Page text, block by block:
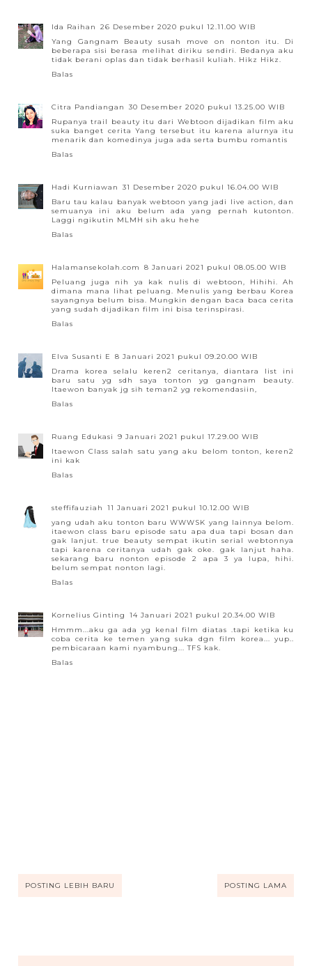
Ida Raihan
26 Desember 2020 pukul 12.11.00 WIB
Yang Gangnam Beauty susah move on nonton itu. Di
beberapa sisi berasa melihat diriku sendiri. Bedanya aku
tidak berani oplas dan tidak berhasil kuliah. Hikz Hikz.
Balas
Citra Pandiangan
30 Desember 2020 pukul 13.25.00 WIB
Rupanya trail beauty itu dari Webtoon dijadikan film aku
suka banget cerita Yang tersebut itu karena alurnya itu
menarik dan komedinya juga ada serta bumbu romantis
Balas
Hadi Kurniawan
31 Desember 2020 pukul 16.04.00 WIB
Baru tau kalau banyak webtoon yang jadi live action, dan
semuanya ini aku belum ada yang pernah kutonton.
Laggi ngikutin MLMH sih aku hehe
Balas
Halamansekolah.com
8 Januari 2021 pukul 08.05.00 WIB
Peluang juga nih ya kak nulis di webtoon, Hihihi. Ah
dimana mana lihat peluang. Menulis yang berbau Korea
sayangnya belum bisa. Mungkin dengan baca baca cerita
yang sudah dijadikan film ini bisa terinspirasi.
Balas
Elva Susanti E
8 Januari 2021 pukul 09.20.00 WIB
Drama korea selalu keren2 ceritanya, diantara list ini
baru satu yg sdh saya tonton yg gangnam beauty.
Itaewon banyak jg sih teman2 yg rekomendasiin,
Balas
Ruang Edukasi
9 Januari 2021 pukul 17.29.00 WIB
Itaewon Class salah satu yang aku belom tonton, keren2
ini kak
Balas
steffifauziah
11 Januari 2021 pukul 10.12.00 WIB
yang udah aku tonton baru WWWSK yang lainnya belom.
itaewon class baru episode satu apa dua tapi bosan dan
gak lanjut. true beauty sempat ikutin serial webtonnya
tapi karena ceritanya udah gak oke. gak lanjut haha.
sekarang baru nonton episode 2 apa 3 ya lupa, hihi.
belum sempat nonton lagi.
Balas
Kornelius Ginting
14 Januari 2021 pukul 20.34.00 WIB
Hmmm...aku ga ada yg kenal film diatas .tapi ketika ku
coba cerita ke temen yang suka dgn film korea... yup..
pembicaraan kami nyambung... TFS kak.
Balas
POSTING LEBIH BARU POSTING LAMA